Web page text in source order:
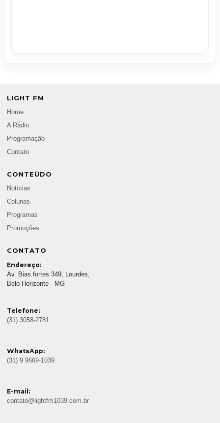
LIGHT FM
Home
A Rádio
Programação
Contato
CONTEÚDO
Notícias
Colunas
Programas
Promoções
CONTATO
Endereço:
Av. Bias fortes 349, Lourdes,
Belo Horizonte - MG
Telefone:
(31) 3058-2781
WhatsApp:
(31) 9 9669-1039
E-mail:
contato@lightfm1039.com.br